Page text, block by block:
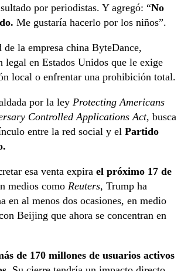
por periodistas. Y agregó: “No
Me gustaría hacerlo por los niños”.
la empresa china ByteDance,
legal en Estados Unidos que le exige
local o enfrentar una prohibición total.
por la ley Protecting Americans
Controlled Applications Act, busca
entre la red social y el Partido
esa venta expira el próximo 17 de
medios como Reuters, Trump ha
en al menos dos ocasiones, en medio
Beijing que ahora se concentran en
de 170 millones de usuarios activos